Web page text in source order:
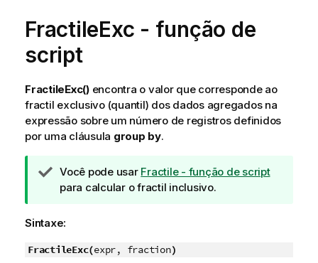
FractileExc - função de
script
FractileExc()encontra o valor que corresponde ao
fractil exclusivo (quantil) dos dados agregados na
expressão sobre um número de registros definidos
por uma cláusula group by.
N
o
a
e
Você pode usar Fractile - função de script
para calcular o fractil inclusivo.
Sintaxe:
FractileExc(expr, fraction)